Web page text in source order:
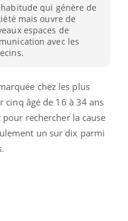
qui génère de
mais ouvre de
espaces de
avec les
chez les plus
cinq âgé de 16 à 34 ans
rechercher la cause
un sur dix parmi